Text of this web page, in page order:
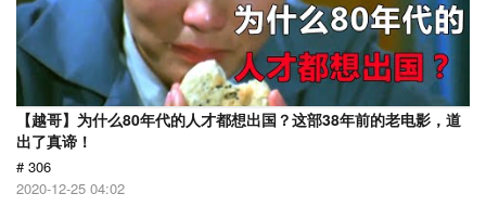
【越哥】为什么80年代的人才都想出国？这部38年前的老电影，道
出了真谛！
# 306
2020-12-25 04:02